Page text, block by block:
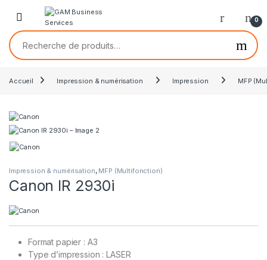
0
Accueil Impression & numérisation Impression MFP
Impression & numérisation, MFP (Multifonction)
Canon IR 2930i
Format papier : A3
Type d’impression : LASER